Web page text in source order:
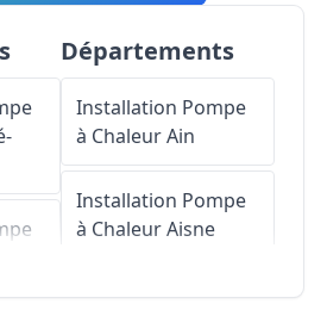
Départements
Installation Pompe
à ChaleurAin
Installation Pompe
à ChaleurAisne
Installation Pompe